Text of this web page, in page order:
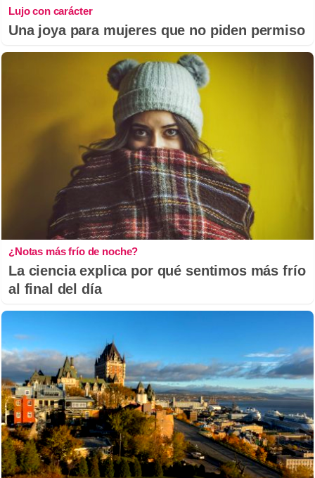
Lujo con carácter
Una joya para mujeres que no piden permiso
¿Notas más frío de noche?
La ciencia explica por qué sentimos más frío
al final del día